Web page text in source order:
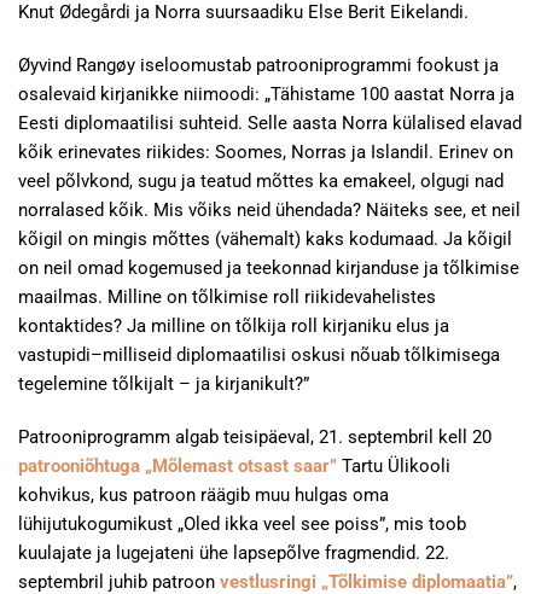
Knut Ødegårdi ja Norra suursaadiku Else Berit Eikelandi.
Øyvind Rangøy iseloomustab patrooniprogrammi fookust ja
osalevaid kirjanikke niimoodi: „Tähistame 100 aastat Norra ja
Eesti diplomaatilisi suhteid. Selle aasta Norra külalised elavad
kõik erinevates riikides: Soomes, Norras ja Islandil. Erinev on
veel põlvkond, sugu ja teatud mõttes ka emakeel, olgugi nad
norralased kõik. Mis võiks neid ühendada? Näiteks see, et neil
kõigil on mingis mõttes (vähemalt) kaks kodumaad. Ja kõigil
on neil omad kogemused ja teekonnad kirjanduse ja tõlkimise
maailmas. Milline on tõlkimise roll riikidevahelistes
kontaktides? Ja milline on tõlkija roll kirjaniku elus ja
vastupidi–milliseid diplomaatilisi oskusi nõuab tõlkimisega
tegelemine tõlkijalt – ja kirjanikult?”
Patrooniprogramm algab teisipäeval, 21. septembril kell 20
patrooniõhtuga „Mõlemast otsast saar” Tartu Ülikooli
kohvikus, kus patroon räägib muu hulgas oma
lühijutukogumikust „Oled ikka veel see poiss”, mis toob
kuulajate ja lugejateni ühe lapsepõlve fragmendid. 22.
septembril juhib patroon vestlusringi „Tõlkimise diplomaatia”,